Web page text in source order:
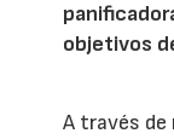
objetivos
A través